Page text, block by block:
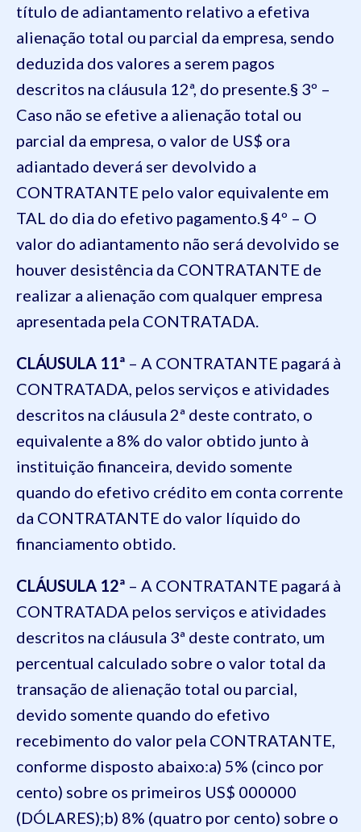
título de adiantamento relativo a efetiva
alienação total ou parcial da empresa, sendo
deduzida dos valores a serem pagos
descritos na cláusula 12ª, do presente.§ 3º –
Caso não se efetive a alienação total ou
parcial da empresa, o valor de US$ ora
adiantado deverá ser devolvido a
CONTRATANTE pelo valor equivalente em
TAL do dia do efetivo pagamento.§ 4º – O
valor do adiantamento não será devolvido se
houver desistência da CONTRATANTE de
realizar a alienação com qualquer empresa
apresentada pela CONTRATADA.
CLÁUSULA 11ª – A CONTRATANTE pagará à
CONTRATADA, pelos serviços e atividades
descritos na cláusula 2ª deste contrato, o
equivalente a 8% do valor obtido junto à
instituição financeira, devido somente
quando do efetivo crédito em conta corrente
da CONTRATANTE do valor líquido do
financiamento obtido.
CLÁUSULA 12ª – A CONTRATANTE pagará à
CONTRATADA pelos serviços e atividades
descritos na cláusula 3ª deste contrato, um
percentual calculado sobre o valor total da
transação de alienação total ou parcial,
devido somente quando do efetivo
recebimento do valor pela CONTRATANTE,
conforme disposto abaixo:a) 5% (cinco por
cento) sobre os primeiros US$ 000000
(DÓLARES);b) 8% (quatro por cento) sobre o